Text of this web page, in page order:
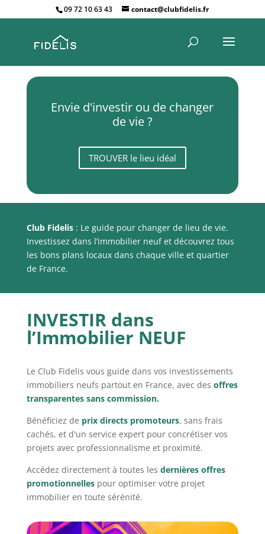
09 72 10 63 43 contact@clubfidelis.fr
Envie d'investir ou de changer
de vie ?
TROUVER le lieu idéal
Club Fidelis: Le guide pour changer de lieu de vie.
Investissez dans l’immobilier neuf et découvrez tous
les bons plans locaux dans chaque ville et quartier
de France.
INVESTIR dans
l’Immobilier NEUF
Le Club Fidelis vous guide dans vos investissements
immobiliers neufs partout en France, avec des offres
transparentes sans commission.
Bénéficiez de prix directs promoteurs, sans frais
cachés, et d'un service expert pour concrétiser vos
projets avec professionnalisme et proximité.
Accédez directement à toutes les dernières offres
promotionnellespour optimiser votre projet
immobilier en toute sérénité.